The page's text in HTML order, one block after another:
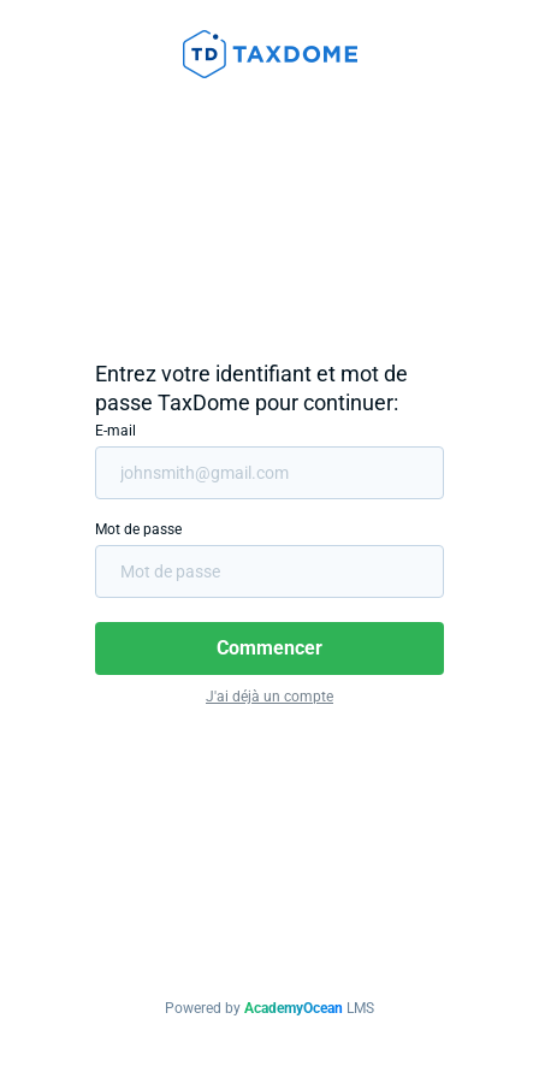
Entrez votre identifiant et mot de
passe TaxDome pour continuer:
E-mail
Mot de passe
Commencer
J'ai déjà un compte
Powered by AcademyOcean LMS